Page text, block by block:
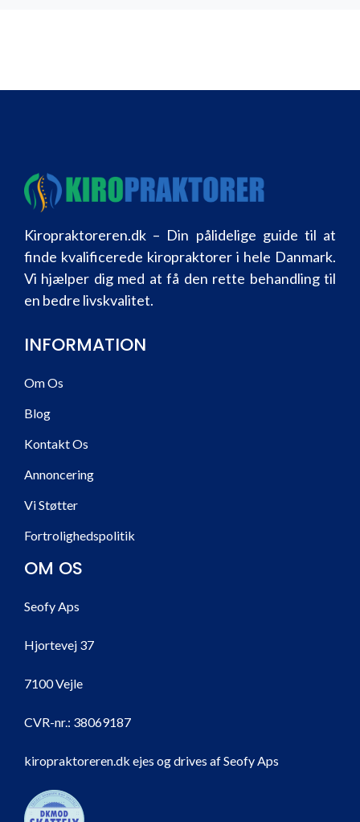
Kiropraktoreren.dk – Din pålidelige guide til at
finde kvalificerede kiropraktorer i hele Danmark.
Vi hjælper dig med at få den rette behandling til
en bedre livskvalitet.
INFORMATION
Om Os
Blog
Kontakt Os
Annoncering
Vi Støtter
Fortrolighedspolitik
OM OS
Seofy Aps
Hjortevej 37
7100 Vejle
CVR-nr.: 38069187
kiropraktoreren.dk ejes og drives af Seofy Aps